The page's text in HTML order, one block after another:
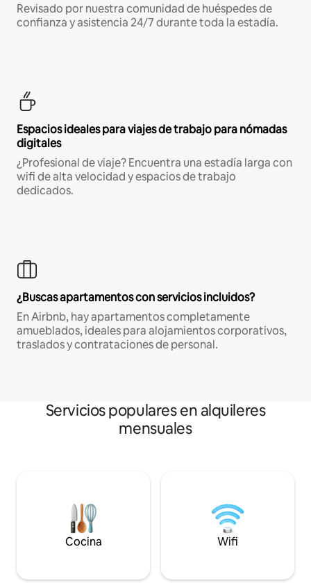
Revisado por nuestra comunidad de huéspedes de
confianza y asistencia 24/7 durante toda la estadía.
Espacios ideales para viajes de trabajo para nómadas
digitales
¿Profesional de viaje? Encuentra una estadía larga con
wifi de alta velocidad y espacios de trabajo
dedicados.
¿Buscas apartamentos con servicios incluidos?
En Airbnb, hay apartamentos completamente
amueblados, ideales para alojamientos corporativos,
traslados y contrataciones de personal.
Servicios populares en alquileres
mensuales
Cocina Wifi